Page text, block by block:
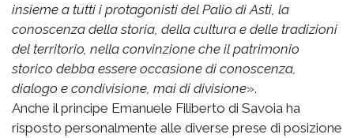
insieme a tutti i protagonisti del Palio di Asti, la
conoscenza della storia, della cultura e delle tradizioni
del territorio, nella convinzione che il patrimonio
storico debba essere occasione di conoscenza,
dialogo e condivisione, mai di divisione».
Anche il principe Emanuele Filiberto di Savoia ha
risposto personalmente alle diverse prese di posizione